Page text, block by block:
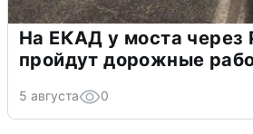
На ЕКАД у моста через
пройдут дорожные
5 августа 0